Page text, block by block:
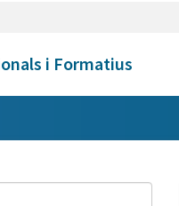
i Formatius